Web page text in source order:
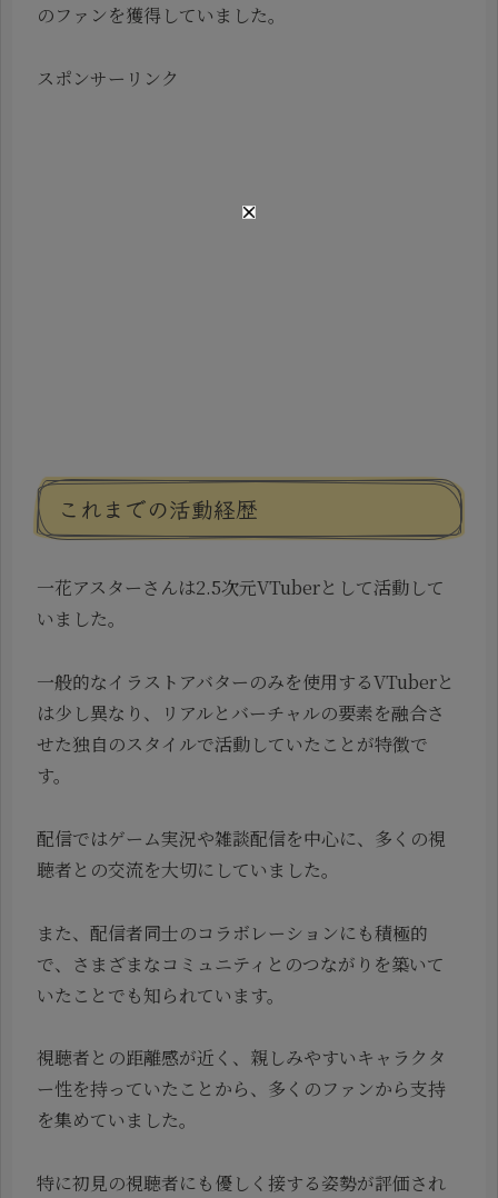
のファンを獲得していました。
スポンサーリンク
これまでの活動経歴
一花アスターさんは2.5次元VTuberとして活動して
いました。
一般的なイラストアバターのみを使用するVTuberと
は少し異なり、リアルとバーチャルの要素を融合さ
せた独自のスタイルで活動していたことが特徴で
す。
配信ではゲーム実況や雑談配信を中心に、多くの視
聴者との交流を大切にしていました。
また、配信者同士のコラボレーションにも積極的
で、さまざまなコミュニティとのつながりを築いて
いたことでも知られています。
視聴者との距離感が近く、親しみやすいキャラクタ
ー性を持っていたことから、多くのファンから支持
を集めていました。
特に初見の視聴者にも優しく接する姿勢が評価され